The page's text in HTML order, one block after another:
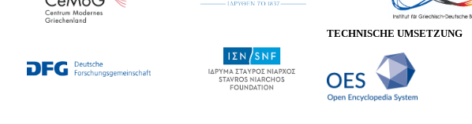
TECHNISCHE UMSETZUNG